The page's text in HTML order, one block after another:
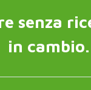
senza
in cambio.